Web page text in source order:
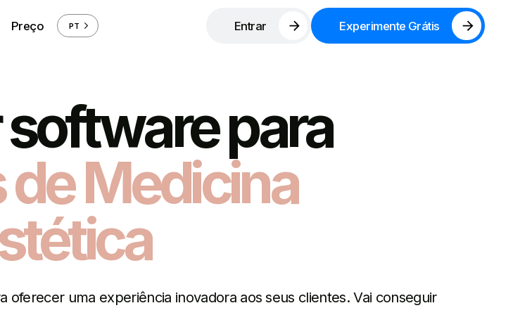
Preço PT Entrar Experimente Grátis
para
de Medicina
uma experiência inovadora aos seus clientes. Vai conseguir